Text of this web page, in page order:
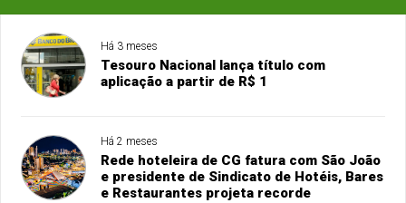
Há 3 meses
Tesouro Nacional lança título com
aplicação a partir de R$ 1
Há 2 meses
Rede hoteleira de CG fatura com São João
e presidente de Sindicato de Hotéis, Bares
e Restaurantes projeta recorde